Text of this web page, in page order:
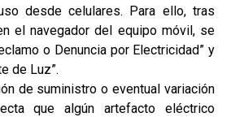
desde celulares. Para ello, tras
el navegador del equipo móvil, se
o Denuncia por Electricidad” y
de Luz”.
de suministro o eventual variación
que algún artefacto eléctrico